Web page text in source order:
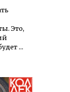
Это,
…